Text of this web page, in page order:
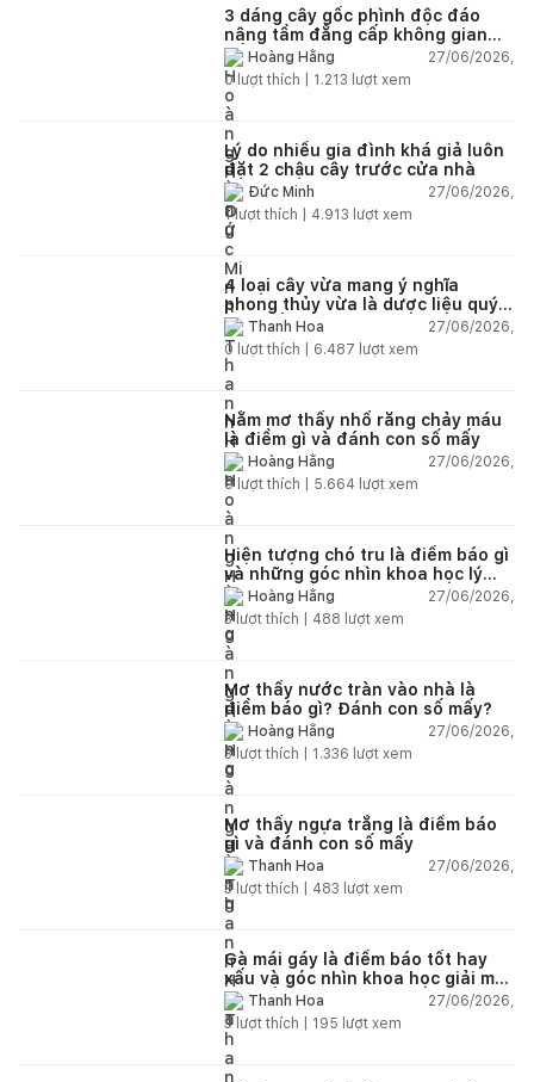
3 dáng cây gốc phình độc đáo
nâng tầm đẳng cấp không gian
sốngHoàng Hằng
27/06/2026,
0lượt thích | 1.213 lượt xem
Lý do nhiều gia đình khá giả luôn
đặt 2 chậu cây trước cửa nhà
Đức Minh
27/06/2026,
1lượt thích | 4.913 lượt xem
4 loại cây vừa mang ý nghĩa
phong thủy vừa là dược liệu quý
nên trồng trong nhà
Thanh Hoa
27/06/2026,
0 lượt thích | 6.487 lượt xem
Nằm mơ thấy nhổ răng chảy máu
là điềm gì và đánh con số mấy
Hoàng Hằng
27/06/2026,
0lượt thích | 5.664 lượt xem
Hiện tượng chó tru là điềm báo gì
và những góc nhìn khoa học lý
giảiHoàng Hằng
27/06/2026,
3lượt thích | 488 lượt xem
Mơ thấy nước tràn vào nhà là
điềm báo gì? Đánh con số mấy?
Hoàng Hằng
27/06/2026,
3lượt thích | 1.336 lượt xem
Mơ thấy ngựa trắng là điềm báo
gì và đánh con số mấy
Thanh Hoa
27/06/2026,
3lượt thích | 483 lượt xem
Gà mái gáy là điềm báo tốt hay
xấu và góc nhìn khoa học giải mã
chi tiết
Thanh Hoa
27/06/2026,
3lượt thích | 195 lượt xem